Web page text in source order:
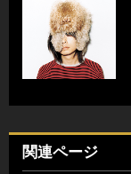
関連ページ